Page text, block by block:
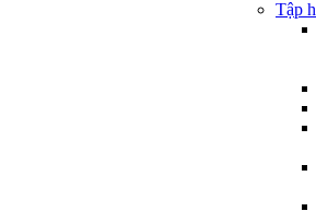
Tập